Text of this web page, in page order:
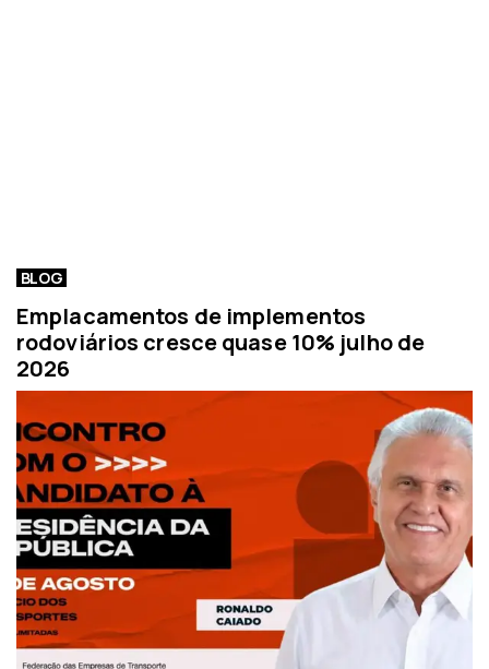
BLOG
Emplacamentos de implementos
rodoviários cresce quase 10% julho de
2026